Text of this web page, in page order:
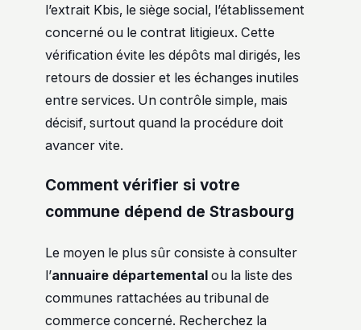
l’extrait Kbis, le siège social, l’établissement
concerné ou le contrat litigieux. Cette
vérification évite les dépôts mal dirigés, les
retours de dossier et les échanges inutiles
entre services. Un contrôle simple, mais
décisif, surtout quand la procédure doit
avancer vite.
Comment vérifier si votre
commune dépend de Strasbourg
Le moyen le plus sûr consiste à consulter
l’annuaire départemental ou la liste des
communes rattachées au tribunal de
commerce concerné. Recherchez la